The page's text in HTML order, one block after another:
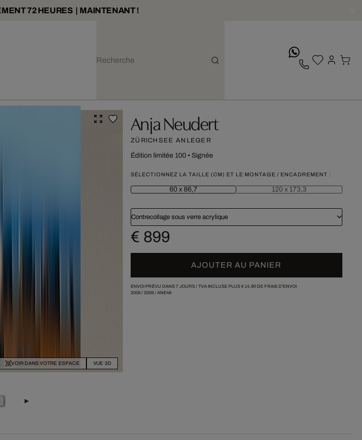
72 HEURES | MAINTENANT !
VOIR DANS VOTRE ESPACE VUE 3D
Anja Neudert
ZÜRICHSEE ANLEGER
Édition limitée 100• Signée
SÉLECTIONNEZ LA TAILLE (CM) ET LE MONTAGE / ENCADREMENT :
60 x 86,7 120 x 173,3
Contrecollage sous verre acrylique
€ 899
AJOUTER AU PANIER
ENVOI PRÉVU DANS 7 JOURS / TVA INCLUSE PLUS € 14,90DE FRAIS D'ENVOI
2008/ 2008/ ANE48